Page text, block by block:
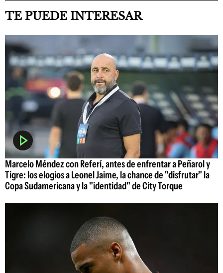
TE PUEDE INTERESAR
Marcelo Méndez con Referí, antes de enfrentar a Peñarol y
Tigre: los elogios a Leonel Jaime, la chance de "disfrutar" la
Copa Sudamericana y la "identidad" de City Torque